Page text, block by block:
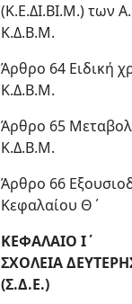
(Κ.Ε.ΔΙ.ΒΙ.Μ.) των
Κ.Δ.Β.Μ.
Άρθρο 64 Ειδική
Κ.Δ.Β.Μ.
Άρθρο 65
Κ.Δ.Β.Μ.
Άρθρο 66
Κεφαλαίου Θ΄
ΚΕΦΑΛΑΙΟ Ι΄
ΣΧΟΛΕΙΑ
(Σ.Δ.Ε.)